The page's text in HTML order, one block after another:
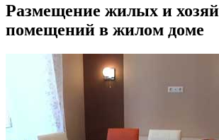
Размещение жилых и
помещений в жилом доме